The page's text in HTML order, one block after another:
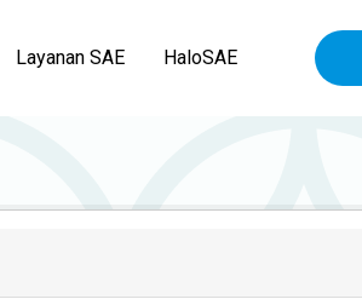
Layanan SAE HaloSAE